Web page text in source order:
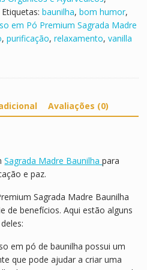
s
a
m
e
o
i
v
T
r
a
d
n
e
r
a
Etiquetas: baunilha, bom humor,
em Pó Premium Sagrada Madre
, purificação, relaxamento, vanilla
Avaliações (0)
Sagrada Madre Baunilhapara
e paz.
Sagrada Madre Baunilha
de benefícios. Aqui estão alguns
deles:
em pó de baunilha possui um
que pode ajudar a criar uma